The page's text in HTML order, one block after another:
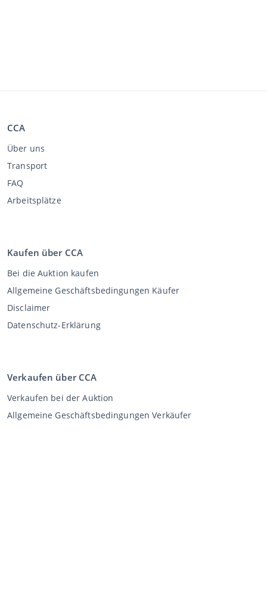
CCA
Über uns
Transport
FAQ
Arbeitsplätze
Kaufen über CCA
Bei die Auktion kaufen
Allgemeine Geschäftsbedingungen Käufer
Disclaimer
Datenschutz-Erklärung
Verkaufen über CCA
Verkaufen bei der Auktion
Allgemeine Geschäftsbedingungen Verkäufer